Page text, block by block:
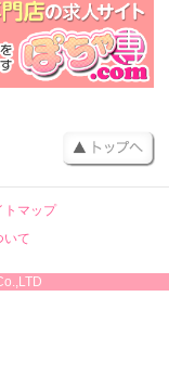
トマップ
いて